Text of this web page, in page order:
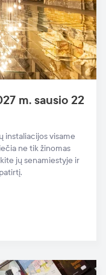
m. sausio 22
instaliacijos visame
ne tik žinomas
jų senamiestyje ir